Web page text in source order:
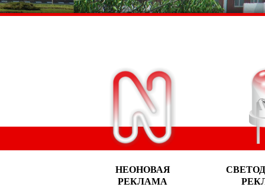
НЕОНОВАЯ
РЕКЛАМА